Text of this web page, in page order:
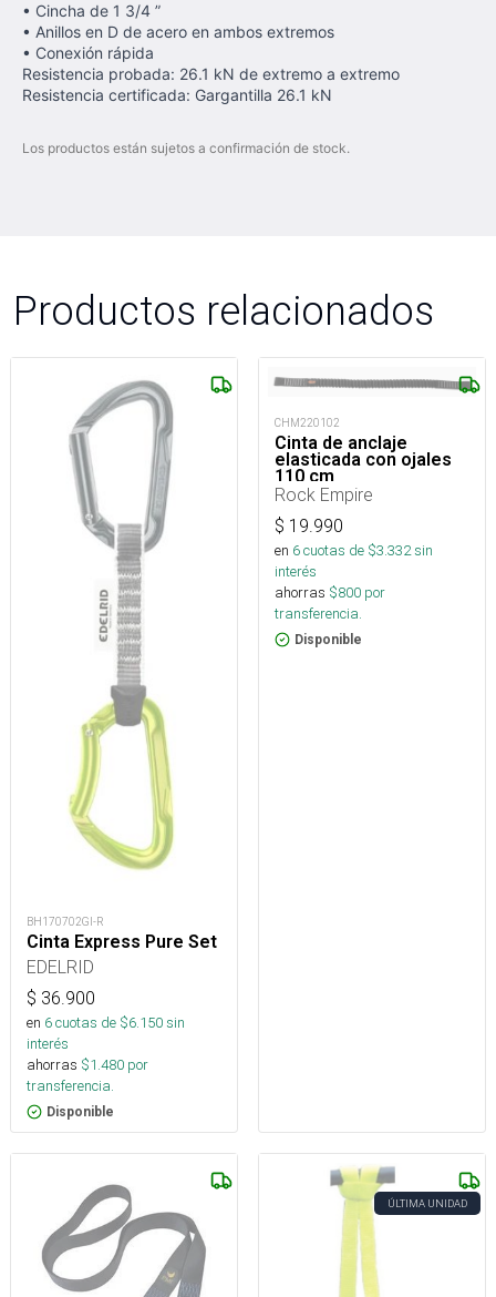
• Cincha de 1 3/4 ”
• Anillos en D de acero en ambos extremos
• Conexión rápida
Resistencia probada: 26.1 kN de extremo a extremo
Resistencia certificada: Gargantilla 26.1 kN
Los productos están sujetos a confirmación de stock.
Productos relacionados
BH170702GI-R
Cinta Express Pure Set
EDELRID
$ 36.900
en 6cuotas de $6.150sin
interés
ahorras $1.480 por
transferencia.
Disponible
CHM220102
Cinta de anclaje
elasticada con ojales
110 cm
Rock Empire
$ 19.990
en 6cuotas de $3.332sin
interés
ahorras $800 por
transferencia.
Disponible
ÚLTIMA UNIDAD